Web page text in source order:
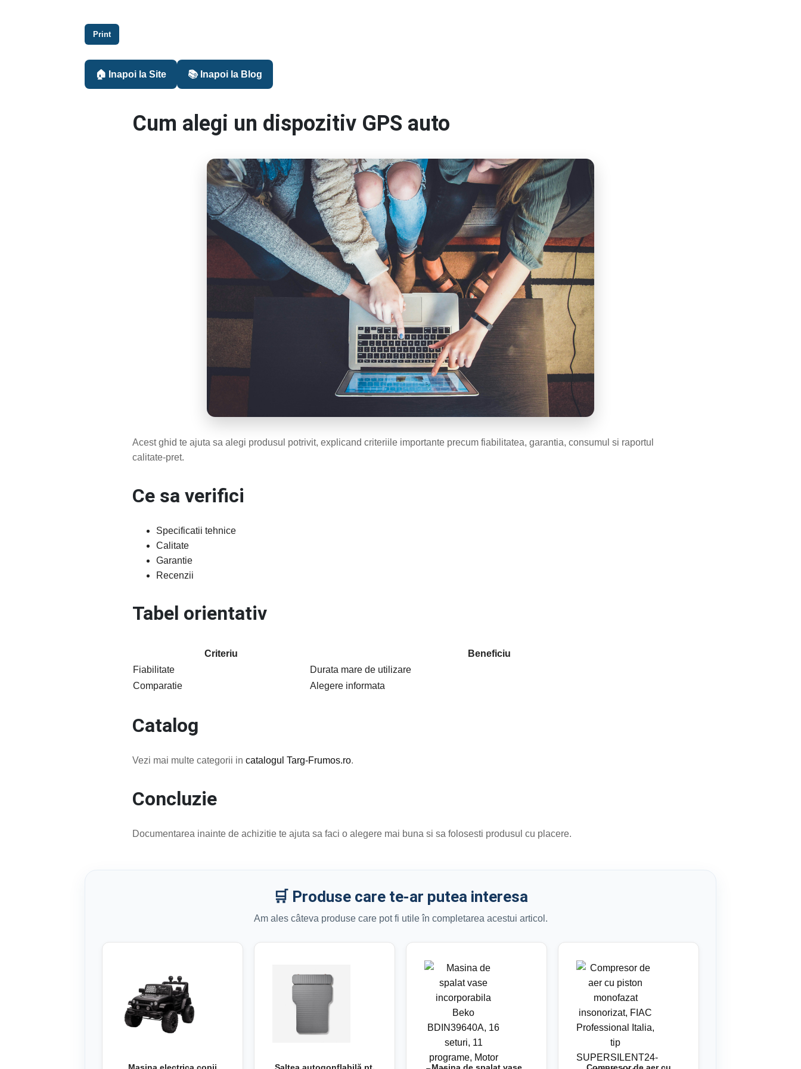
Print
🏠 Inapoi la Site 📚 Inapoi la Blog
Cum alegi un dispozitiv GPS auto
Acest ghid te ajuta sa alegi produsul potrivit, explicand criteriile importante precum fiabilitatea, garantia, consumul si raportul
calitate-pret.
Ce sa verifici
Specificatii tehnice
Calitate
Garantie
Recenzii
Tabel orientativ
Criteriu
Beneficiu
Fiabilitate
Durata mare de utilizare
Comparatie
Alegere informata
Catalog
Vezi mai multe categorii in catalogul Targ-Frumos.ro.
Concluzie
Documentarea inainte de achizitie te ajuta sa faci o alegere mai buna si sa folosesti produsul cu placere.
🛒 Produse care te-ar putea interesa
Am ales câteva produse care pot fi utile în completarea acestui articol.